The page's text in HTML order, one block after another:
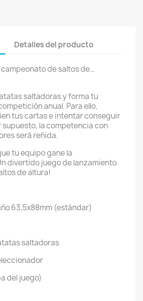
Detalles del producto
campeonato de saltos de…
saltadoras y forma tu
anual. Para ello,
tus cartas e intentar conseguir
supuesto, la competencia con
será reñida.
tu equipo gane la
divertido juego de lanzamiento
de altura!
63,5x88mm (estándar)
saltadoras
del juego)